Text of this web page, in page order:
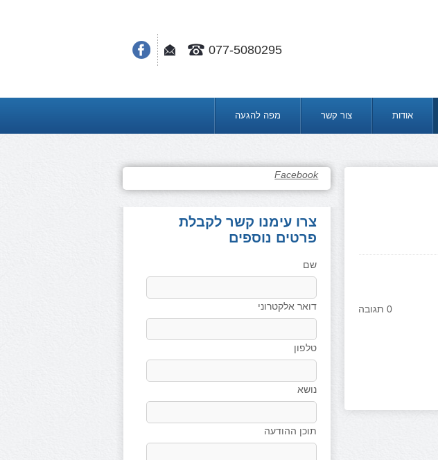
077-5080295
אודות צור קשר מפה להגעה
0 תגובה
Facebook
צרו עימנו קשר לקבלת
פרטים נוספים
שם
דואר אלקטרוני
טלפון
נושא
תוכן ההודעה